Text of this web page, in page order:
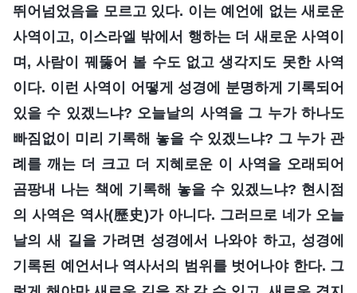
뛰어넘었음을 모르고 있다. 이는 예언에 없는 새로운
사역이고, 이스라엘 밖에서 행하는 더 새로운 사역이
며, 사람이 꿰뚫어 볼 수도 없고 생각지도 못한 사역
이다. 이런 사역이 어떻게 성경에 분명하게 기록되어
있을 수 있겠느냐? 오늘날의 사역을 그 누가 하나도
빠짐없이 미리 기록해 놓을 수 있겠느냐? 그 누가 관
례를 깨는 더 크고 더 지혜로운 이 사역을 오래되어
곰팡내 나는 책에 기록해 놓을 수 있겠느냐? 현시점
의 사역은 역사(歷史)가 아니다. 그러므로 네가 오늘
날의 새 길을 가려면 성경에서 나와야 하고, 성경에
기록된 예언서나 역사서의 범위를 벗어나야 한다. 그